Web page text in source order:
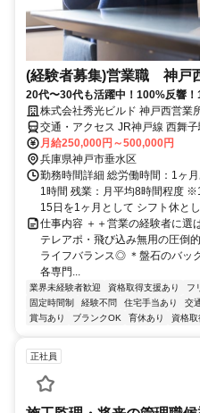
(経験者募集)営業職 神戸
20代〜30代も活躍中！100%反響！
株式会社秀光ビルド 神戸西営業
交通・アクセス JR神戸線 西舞
月給250,000円～500,000円
兵庫県神戸市垂水区
勤務時間詳細 総労働時間：1ヶ
1時間 残業：月平均8時間程度
15日を1ヶ月として シフト休とし
仕事内容 ＋＋営業の経験者に選
テレアポ・飛び込み無用の圧倒
ライフバランス◎ ＊盤石のバッ
各専門...
業界未経験者歓迎 資格取得支援あり フ
固定時間制
経験不問 住宅手当あり 交
賞与あり
ブランクOK 育休あり 資格取
正社員